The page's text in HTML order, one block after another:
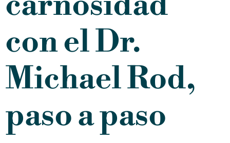
con el Dr.
Michael Rod,
paso a paso